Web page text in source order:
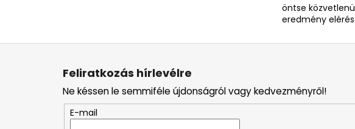
öntse
eredmény
Feliratkozás hírlevélre
Ne késsen le semmiféle újdonságról vagy kedvezményről!
E-mail